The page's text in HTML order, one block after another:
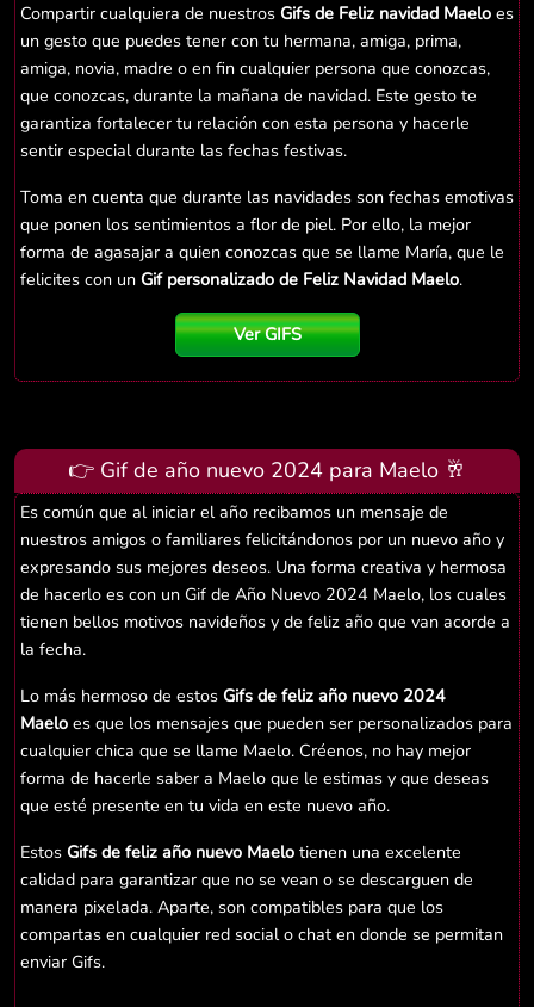
Compartir cualquiera de nuestros Gifs de Feliz navidad Maelo es
un gesto que puedes tener con tu hermana, amiga, prima,
amiga, novia, madre o en fin cualquier persona que conozcas,
que conozcas, durante la mañana de navidad. Este gesto te
garantiza fortalecer tu relación con esta persona y hacerle
sentir especial durante las fechas festivas.
Toma en cuenta que durante las navidades son fechas emotivas
que ponen los sentimientos a flor de piel. Por ello, la mejor
forma de agasajar a quien conozcas que se llame María, que le
felicites con un Gif personalizado de Feliz Navidad Maelo.
Ver GIFS
👉 Gif de año nuevo 2024 para Maelo 🥂
Es común que al iniciar el año recibamos un mensaje de
nuestros amigos o familiares felicitándonos por un nuevo año y
expresando sus mejores deseos. Una forma creativa y hermosa
de hacerlo es con un Gif de Año Nuevo 2024 Maelo, los cuales
tienen bellos motivos navideños y de feliz año que van acorde a
la fecha.
Lo más hermoso de estos Gifs de feliz año nuevo 2024
Maelo es que los mensajes que pueden ser personalizados para
cualquier chica que se llame Maelo. Créenos, no hay mejor
forma de hacerle saber a Maelo que le estimas y que deseas
que esté presente en tu vida en este nuevo año.
Estos Gifs de feliz año nuevo Maelo tienen una excelente
calidad para garantizar que no se vean o se descarguen de
manera pixelada. Aparte, son compatibles para que los
compartas en cualquier red social o chat en donde se permitan
enviar Gifs.